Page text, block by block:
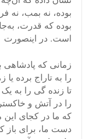
بوده، نه بمب، نه
بوده که قدرت،
است. در اینصورت
زمانی که پادشاهی
را به تاراج برده
تا زنده گی را به
را در آتش و
که ما در کجای این
دست ما، برای باز